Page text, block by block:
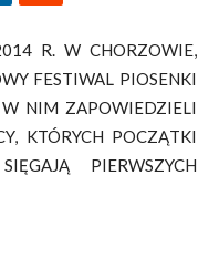
R. W CHORZOWIE,
FESTIWAL PIOSENKI
W NIM ZAPOWIEDZIELI
KTÓRYCH POCZĄTKI
PIERWSZYCH